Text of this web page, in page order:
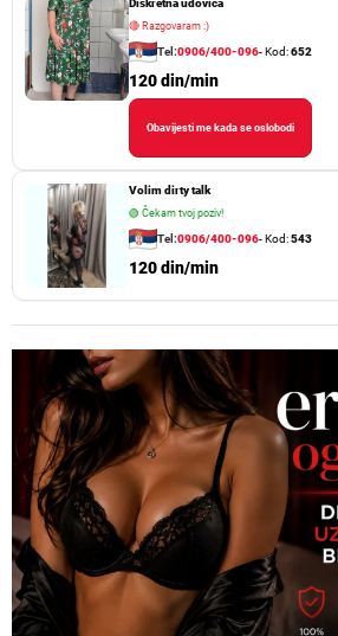
Diskretna udovica
🔴Razgovaram :)
Tel:0906/400-096- Kod:652
120 din/min
Obavijesti me kada se oslobodi
Volim dirty talk
🟢 Čekam tvoj poziv!
Tel:0906/400-096- Kod:543
120 din/min